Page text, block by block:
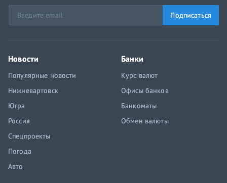
Подписаться
Новости
Популярные новости
Нижневартовск
Югра
Россия
Спецпроекты
Погода
Авто
Банки
Курс валют
Офисы банков
Банкоматы
Обмен валюты